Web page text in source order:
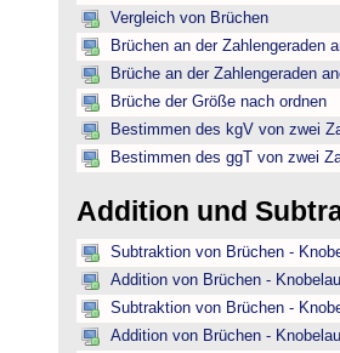
Vergleich von Brüchen
Brüchen an der Zahlengeraden
Brüche an der Zahlengeraden
Brüche der Größe nach ordnen
Bestimmen des kgV von zwei
Bestimmen des ggT von zwei
Addition und
Subtraktion von Brüchen -
Addition von Brüchen -
Subtraktion von Brüchen -
Addition von Brüchen -